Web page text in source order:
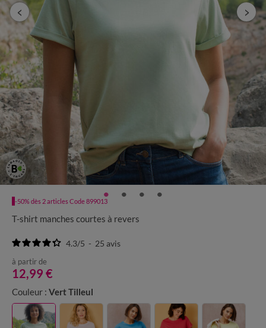
-50% dès 2 articles Code 899013
T-shirt manches courtes à revers
4.3/5 - 25 avis
à partir de
12,99 €
Couleur : Vert Tilleul